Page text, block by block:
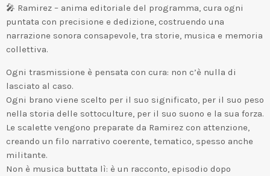
🎤 Ramirez – anima editoriale del programma, cura ogni
puntata con precisione e dedizione, costruendo una
narrazione sonora consapevole, tra storie, musica e memoria
collettiva.
Ogni trasmissione è pensata con cura: non c’è nulla di
lasciato al caso.
Ogni brano viene scelto per il suo significato, per il suo peso
nella storia delle sottoculture, per il suo suono e la sua forza.
Le scalette vengono preparate da Ramirez con attenzione,
creando un filo narrativo coerente, tematico, spesso anche
militante.
Non è musica buttata lì: è un racconto, episodio dopo